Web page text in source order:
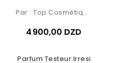
De Parfum Testeur Irresistible...
Par : Top Cosmétiques
4 900,00 DZD